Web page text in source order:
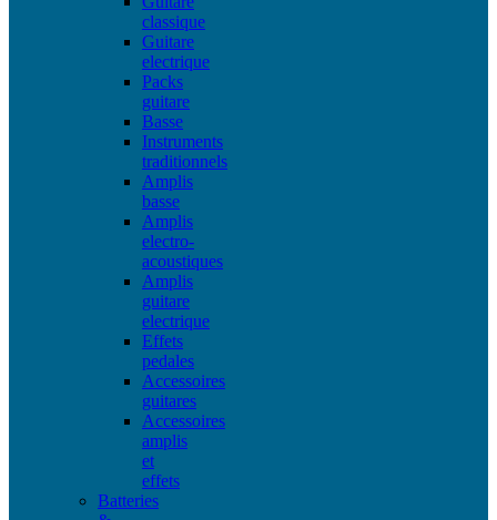
classique
Guitare
electrique
Packs
guitare
Basse
Instruments
traditionnels
Amplis
basse
Amplis
electro-
acoustiques
Amplis
guitare
electrique
Effets
pedales
Accessoires
guitares
Accessoires
amplis
et
effets
Batteries